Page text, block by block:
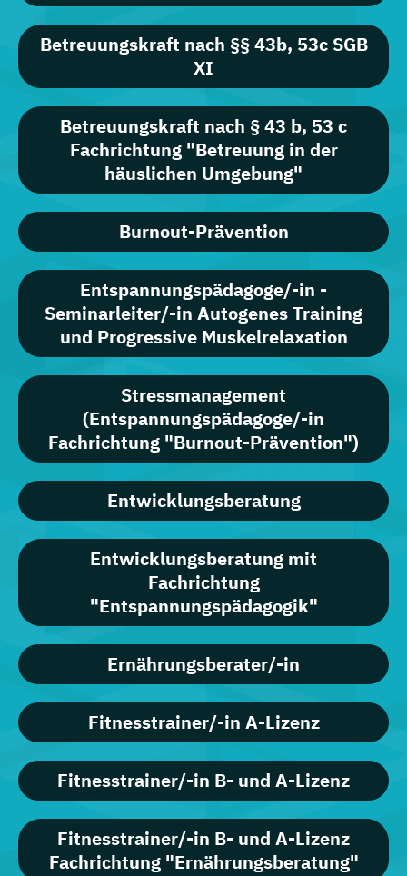
Betreuungskraft nach §§ 43b, 53c SGB
XI
Betreuungskraft nach § 43 b, 53 c
Fachrichtung "Betreuung in der
häuslichen Umgebung"
Burnout-Prävention
Entspannungspädagoge/-in -
Seminarleiter/-in Autogenes Training
und Progressive Muskelrelaxation
Stressmanagement
(Entspannungspädagoge/-in
Fachrichtung "Burnout-Prävention")
Entwicklungsberatung
Entwicklungsberatung mit
Fachrichtung
"Entspannungspädagogik"
Ernährungsberater/-in
Fitnesstrainer/-in A-Lizenz
Fitnesstrainer/-in B- und A-Lizenz
Fitnesstrainer/-in B- und A-Lizenz
Fachrichtung "Ernährungsberatung"